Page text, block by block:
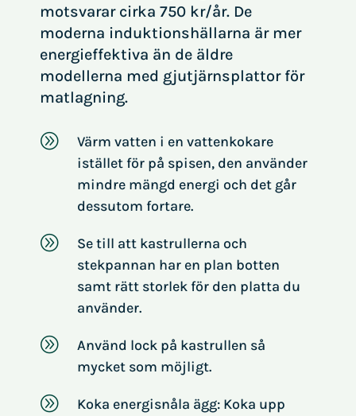
motsvarar cirka 750 kr/år. De
moderna induktionshällarna är mer
energieffektiva än de äldre
modellerna med gjutjärnsplattor för
matlagning.
A
Värm vatten i en vattenkokare
istället för på spisen, den använder
mindre mängd energi och det går
dessutom fortare.
A
Se till att kastrullerna och
stekpannan har en plan botten
samt rätt storlek för den platta du
använder.
A
Använd lock på kastrullen så
mycket som möjligt.
A
Koka energisnåla ägg: Koka upp